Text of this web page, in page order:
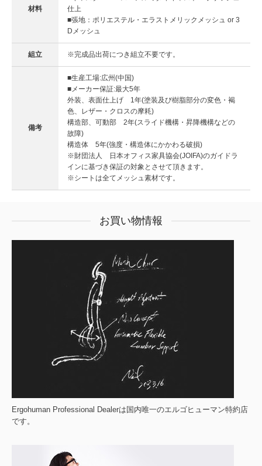
材料
仕上
■張地：ポリエステル・エラストメリックメッシュ or 3
Dメッシュ
組立 ※完成品出荷につき組立不要です。
備考
■生産工場:広州(中国)
■メーカー保証:最大5年
外装、表面仕上げ 1年(塗装及び樹脂部分の変色・褐
色、レザー・クロスの摩耗)
構造部、可動部 2年(スライド機構・昇降機構などの
故障)
構造体 5年(強度・構造体にかかわる破損)
※財団法人 日本オフィス家具協会(JOIFA)のガイドラ
インに基づき保証の対象とさせて頂きます。
※シートは全てメッシュ素材です。
お買い物情報
Ergohuman Professional Dealerは国内唯一のエルゴヒューマン特約店
です。